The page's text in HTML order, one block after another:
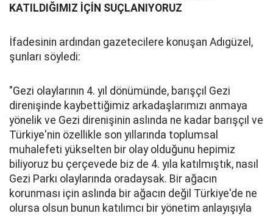
KATILDIĞIMIZ İÇİN SUÇLANIYORUZ
İfadesinin ardından gazetecilere konuşan Adıgüzel,
şunları söyledi:
"Gezi olaylarının 4. yıl dönümünde, barışçıl Gezi
direnişinde kaybettiğimiz arkadaşlarımızı anmaya
yönelik ve Gezi direnişinin aslında ne kadar barışçıl ve
Türkiye'nin özellikle son yıllarında toplumsal
muhalefeti yükselten bir olay olduğunu hepimiz
biliyoruz bu çerçevede biz de 4. yıla katılmıştık, nasıl
Gezi Parkı olaylarında oradaysak. Bir ağacın
korunması için aslında bir ağacın değil Türkiye'de ne
olursa olsun bunun katılımcı bir yönetim anlayışıyla